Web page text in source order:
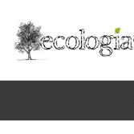
contenuto